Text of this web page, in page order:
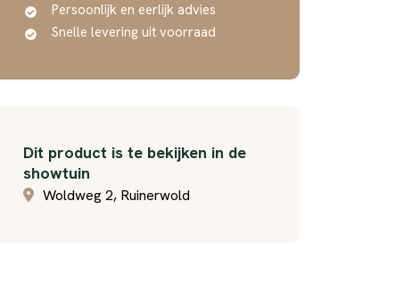
Persoonlijk en eerlijk advies
Snelle levering uit voorraad
Dit product is te bekijken in de
showtuin
Woldweg 2, Ruinerwold